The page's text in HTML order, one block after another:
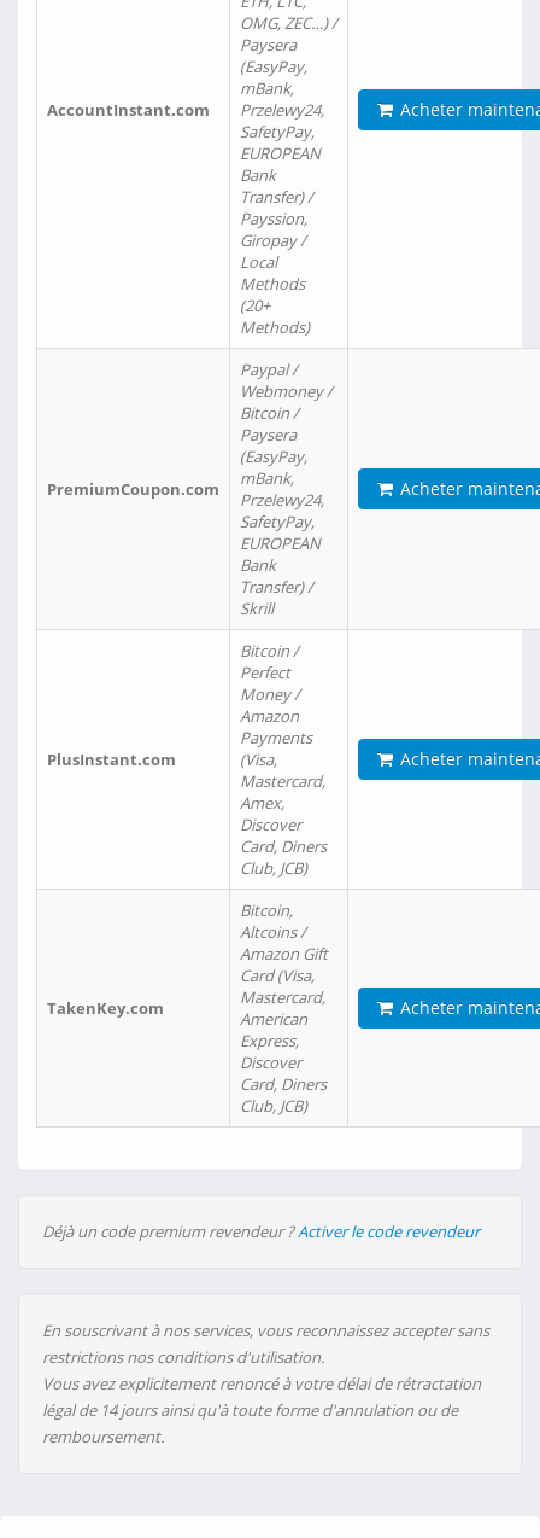
AccountInstant.com
OMG, ZEC…) /
Paysera
(EasyPay,
mBank,
Przelewy24,
SafetyPay,
EUROPEAN
Bank
Transfer) /
Payssion,
Giropay /
Local
Methods
(20+
Methods)
Acheter
PremiumCoupon.com
Paypal /
Webmoney /
Bitcoin /
Paysera
(EasyPay,
mBank,
Przelewy24,
SafetyPay,
EUROPEAN
Bank
Transfer) /
Skrill
Acheter
PlusInstant.com
Bitcoin /
Perfect
Money /
Amazon
Payments
(Visa,
Mastercard,
Amex,
Discover
Card, Diners
Club, JCB)
Acheter
TakenKey.com
Bitcoin,
Altcoins /
Amazon Gift
Card (Visa,
Mastercard,
American
Express,
Discover
Card, Diners
Club, JCB)
Acheter
Déjà un code premium revendeur ?Activer le code revendeur
En souscrivant à nos services, vous reconnaissez accepter sans
restrictions nos conditions d'utilisation.
Vous avez explicitement renoncé à votre délai de rétractation
légal de 14 jours ainsi qu'à toute forme d'annulation ou de
remboursement.